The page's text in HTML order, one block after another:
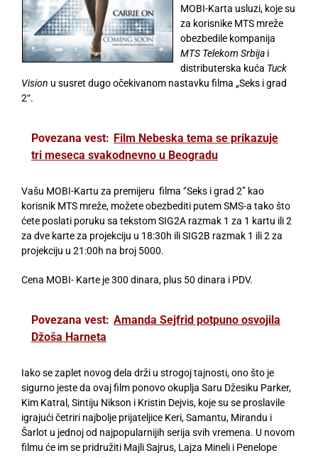
MOBI-Karta usluzi, koje su
za korisnike MTS mreže
obezbedile kompanija
MTS Telekom Srbija i
distributerska kuća Tuck
Vision u susret dugo očekivanom nastavku filma „Seks i grad
2“.
Povezana vest: Film Nebeska tema se prikazuje
tri meseca svakodnevno u Beogradu
Vašu MOBI-Kartu za premijeru filma ‘’Seks i grad 2’’ kao
korisnik MTS mreže, možete obezbediti putem SMS-a tako što
ćete poslati poruku sa tekstom SIG2A razmak 1 za 1 kartu ili 2
za dve karte za projekciju u 18:30h ili SIG2B razmak 1 ili 2 za
projekciju u 21:00h na broj 5000.
Cena MOBI- Karte je 300 dinara, plus 50 dinara i PDV.
Povezana vest: Amanda Sejfrid potpuno osvojila
Džoša Harneta
Iako se zaplet novog dela drži u strogoj tajnosti, ono što je
sigurno jeste da ovaj film ponovo okuplja Saru Džesiku Parker,
Kim Katral, Sintiju Nikson i Kristin Dejvis, koje su se proslavile
igrajući četriri najbolje prijateljice Keri, Samantu, Mirandu i
Šarlot u jednoj od najpopularnijih serija svih vremena. U novom
filmu će im se pridružiti Majli Sajrus, Lajza Mineli i Penelope